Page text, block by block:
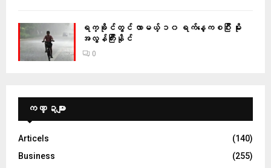
ရက္ခိုင်တွင် လာမယ့် ၁၀ ရက်နေ့ကစပြီး မိုး
အလွန်ကြီးနိုင်
0
ကဏ္ဍများ
Articels
(140)
Business
(255)